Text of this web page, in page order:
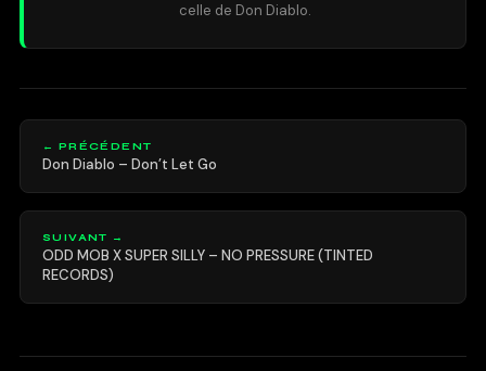
celle de Don Diablo.
← PRÉCÉDENT
Don Diablo – Don’t Let Go
SUIVANT →
ODD MOB X SUPER SILLY – NO PRESSURE (TINTED
RECORDS)